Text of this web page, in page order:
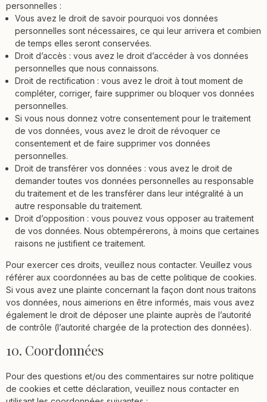
personnelles :
Vous avez le droit de savoir pourquoi vos données
personnelles sont nécessaires, ce qui leur arrivera et combien
de temps elles seront conservées.
Droit d’accès : vous avez le droit d’accéder à vos données
personnelles que nous connaissons.
Droit de rectification : vous avez le droit à tout moment de
compléter, corriger, faire supprimer ou bloquer vos données
personnelles.
Si vous nous donnez votre consentement pour le traitement
de vos données, vous avez le droit de révoquer ce
consentement et de faire supprimer vos données
personnelles.
Droit de transférer vos données : vous avez le droit de
demander toutes vos données personnelles au responsable
du traitement et de les transférer dans leur intégralité à un
autre responsable du traitement.
Droit d’opposition : vous pouvez vous opposer au traitement
de vos données. Nous obtempérerons, à moins que certaines
raisons ne justifient ce traitement.
Pour exercer ces droits, veuillez nous contacter. Veuillez vous
référer aux coordonnées au bas de cette politique de cookies.
Si vous avez une plainte concernant la façon dont nous traitons
vos données, nous aimerions en être informés, mais vous avez
également le droit de déposer une plainte auprès de l’autorité
de contrôle (l’autorité chargée de la protection des données).
10. Coordonnées
Pour des questions et/ou des commentaires sur notre politique
de cookies et cette déclaration, veuillez nous contacter en